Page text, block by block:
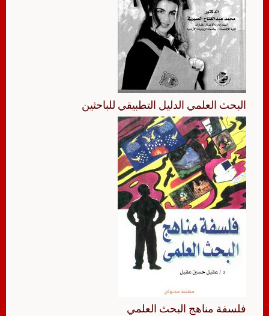
البحث العلمي الدليل التطبيقي للباحثين
فلسفة مناهج البحث العلمي